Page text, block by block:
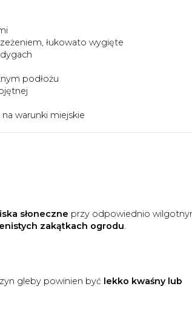
łukowato wygięte
podłożu
warunki miejskie
słoneczne przy odpowiednio
zakątkach ogrodu.
gleby powinien być lekko kwaśny lub